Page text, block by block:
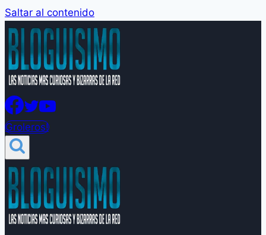
Saltar al contenido
Groleros!